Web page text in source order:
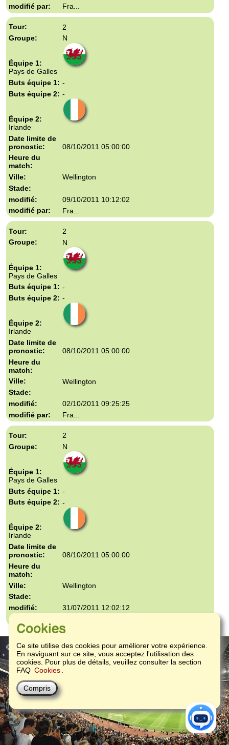
Fra...
2
N
Pays de Galles
-
-
Irlande
08/10/2011 05:00:00
Wellington
09/10/2011 10:12:02
Fra...
2
N
Pays de Galles
-
-
Irlande
08/10/2011 05:00:00
Wellington
02/10/2011 09:25:25
Fra...
2
N
Pays de Galles
-
-
Irlande
08/10/2011 05:00:00
Wellington
31/07/2011 12:02:12
Cookies
Ce site utilise des cookies pour améliorer votre expérience.
En naviguant sur ce site, vous acceptez l'utilisation des
cookies. Pour plus de détails, veuillez consulter la section
FAQ Cookies .
© 2004-2026- Contact : e-Mail ou Facebook